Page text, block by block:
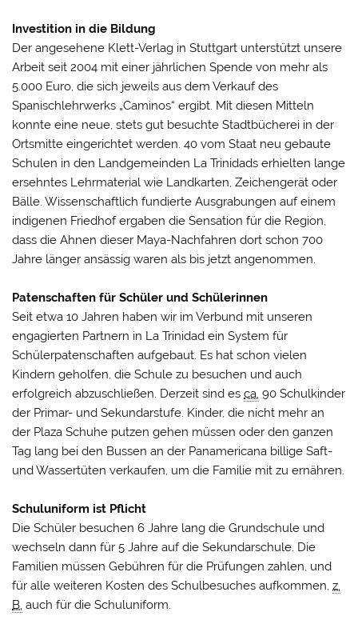
Investition in die Bildung
Der angesehene Klett-Verlag in Stuttgart unterstützt unsere
Arbeit seit 2004 mit einer jährlichen Spende von mehr als
5.000 Euro, die sich jeweils aus dem Verkauf des
Spanischlehrwerks „Caminos“ ergibt. Mit diesen Mitteln
konnte eine neue, stets gut besuchte Stadtbücherei in der
Ortsmitte eingerichtet werden. 40 vom Staat neu gebaute
Schulen in den Landgemeinden La Trinidads erhielten lange
ersehntes Lehrmaterial wie Landkarten, Zeichengerät oder
Bälle. Wissenschaftlich fundierte Ausgrabungen auf einem
indigenen Friedhof ergaben die Sensation für die Region,
dass die Ahnen dieser Maya-Nachfahren dort schon 700
Jahre länger ansässig waren als bis jetzt angenommen.
Patenschaften für Schüler und Schülerinnen
Seit etwa 10 Jahren haben wir im Verbund mit unseren
engagierten Partnern in La Trinidad ein System für
Schülerpatenschaften aufgebaut. Es hat schon vielen
Kindern geholfen, die Schule zu besuchen und auch
erfolgreich abzuschließen. Derzeit sind esca. 90 Schulkinder
der Primar- und Sekundarstufe. Kinder, die nicht mehr an
der Plaza Schuhe putzen gehen müssen oder den ganzen
Tag lang bei den Bussen an der Panamericana billige Saft-
und Wassertüten verkaufen, um die Familie mit zu ernähren.
Schuluniform ist Pflicht
Die Schüler besuchen 6 Jahre lang die Grundschule und
wechseln dann für 5 Jahre auf die Sekundarschule. Die
Familien müssen Gebühren für die Prüfungen zahlen, und
für alle weiteren Kosten des Schulbesuches aufkommen,z.
B. auch für die Schuluniform.